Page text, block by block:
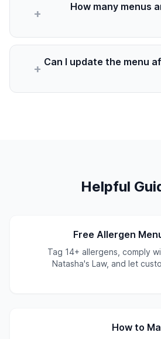
How many menus
+
Can I update the menu
+
Helpful
Free Allergen
Tag 14+ allergens, comply
Natasha's Law, and let
How to